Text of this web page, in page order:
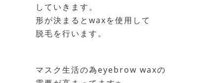
していきます。
形が決まるとwaxを使用して
脱毛を行います。
マスク生活の為eyebrow waxの